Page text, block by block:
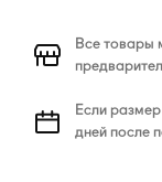
Все товары
Если
дней после